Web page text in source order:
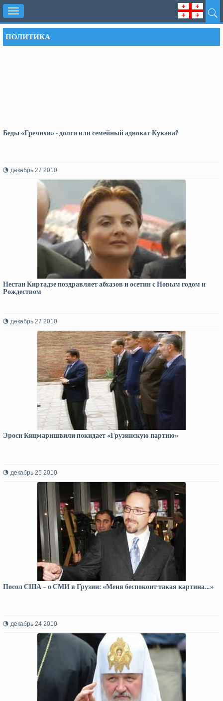
Toggle
navigation
ПОЛИТИКА
Беды «Гречихи» - долги или семейный адвокат Кукава?
декабрь 27 2010
Нестан Киртадзе поздравляет абхазов и осетин с Новым годом и
Рождеством
декабрь 27 2010
Эроси Кицмаришвили покидает «Грузинскую партию»
декабрь 25 2010
Посол США – o СМИ в Грузии: «Меня беспокоит такая картина…»
декабрь 24 2010